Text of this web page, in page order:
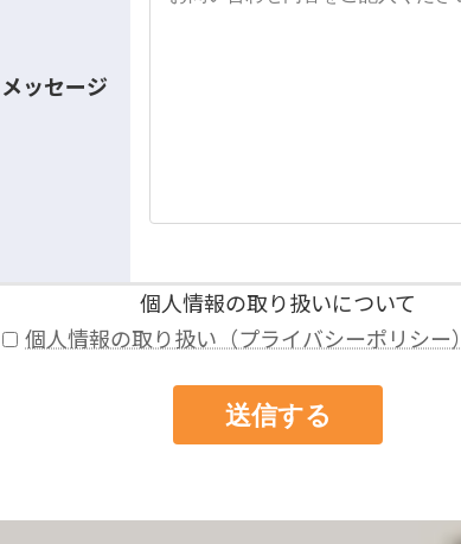
メッセージ
個人情報の取り扱いについて
個人情報の取り扱い（プライバシーポリシー）